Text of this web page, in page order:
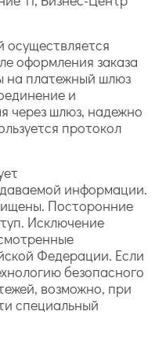
осуществляется
оформления заказа
на платежный шлюз
и
через шлюз, надежно
протокол
информации.
Посторонние
Исключение
Федерации. Если
безопасного
возможно, при
специальный